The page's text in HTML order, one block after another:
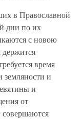
в Православной
дни по их
с новою
время
земляности и
и
от
совершаются